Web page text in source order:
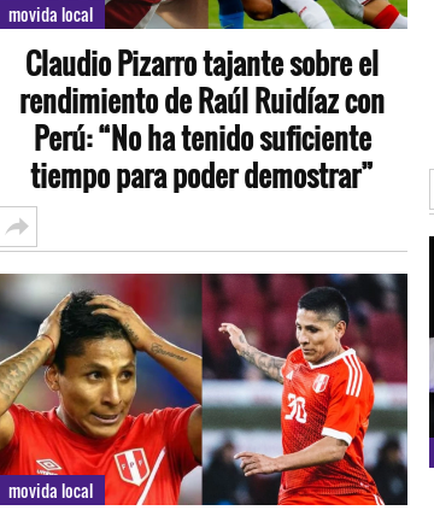
movida local
Claudio Pizarro tajante sobre el
rendimiento de Raúl Ruidíaz con
Perú: “No ha tenido suficiente
tiempo para poder demostrar”
movida local